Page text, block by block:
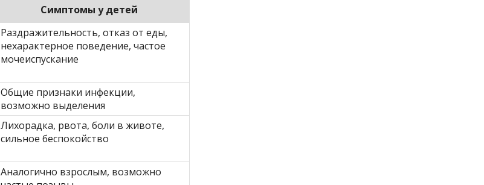
Симптомы у детей
Раздражительность, отказ от еды,
нехарактерное поведение, частое
мочеиспускание
Общие признаки инфекции,
возможно выделения
Лихорадка, рвота, боли в животе,
сильное беспокойство
Аналогично взрослым, возможно